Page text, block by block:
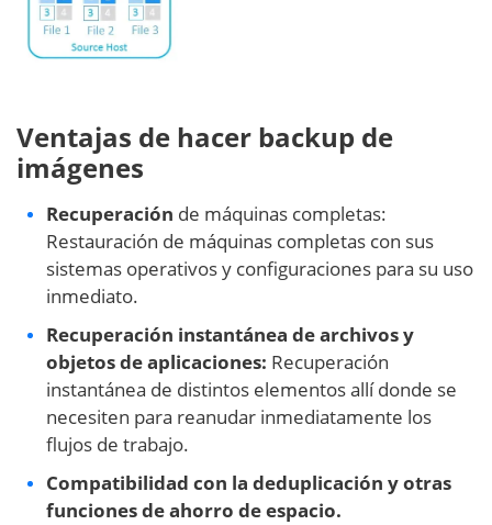
Ventajas de hacer backup de
imágenes
Recuperación de máquinas completas:
Restauración de máquinas completas con sus
sistemas operativos y configuraciones para su uso
inmediato.
Recuperación instantánea de archivos y
objetos de aplicaciones: Recuperación
instantánea de distintos elementos allí donde se
necesiten para reanudar inmediatamente los
flujos de trabajo.
Compatibilidad con la deduplicación y otras
funciones de ahorro de espacio.